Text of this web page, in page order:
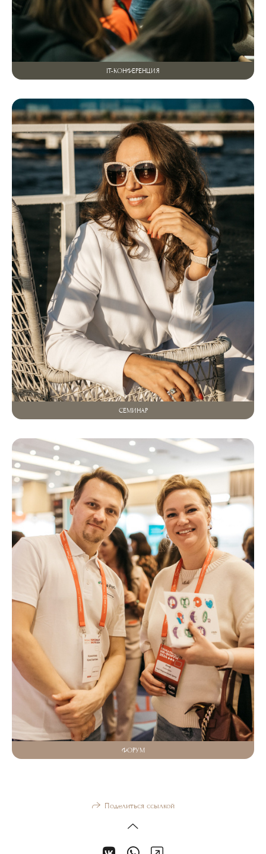
IT-КОНФЕРЕНЦИЯ
СЕМИНАР
ФОРУМ
Поделиться ссылкой